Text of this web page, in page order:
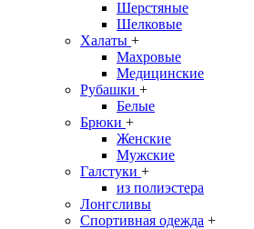
Шерстяные
Шелковые
Халаты +
Махровые
Медицинские
Рубашки +
Белые
Брюки +
Женские
Мужские
Галстуки +
из полиэстера
Лонгсливы
Спортивная одежда +